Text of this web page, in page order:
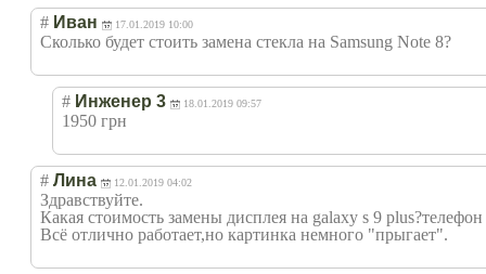
# Иван 17.01.2019 10:00
Сколько будет стоить замена стекла на Samsung Note 8?
# Инженер 3 18.01.2019 09:57
1950 грн
# Лина 12.01.2019 04:02
Здравствуйте.
Какая стоимость замены дисплея на galaxy s 9
Всё отлично работает,но картинка немного "прыгает".